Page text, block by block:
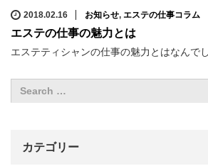
2018.02.16 お知らせ, エステの仕事コラム
エステの仕事の魅力とは
エステティシャンの仕事の魅力とはなんで
カテゴリー